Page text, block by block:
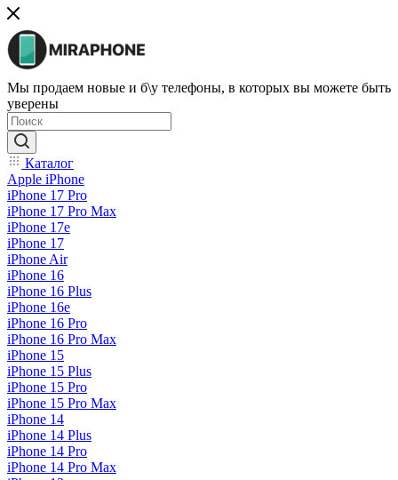
Мы продаем новые и б\у телефоны, в которых вы можете быть
уверены
Каталог
Apple iPhone
iPhone 17 Pro
iPhone 17 Pro Max
iPhone 17e
iPhone 17
iPhone Air
iPhone 16
iPhone 16 Plus
iPhone 16e
iPhone 16 Pro
iPhone 16 Pro Max
iPhone 15
iPhone 15 Plus
iPhone 15 Pro
iPhone 15 Pro Max
iPhone 14
iPhone 14 Plus
iPhone 14 Pro
iPhone 14 Pro Max